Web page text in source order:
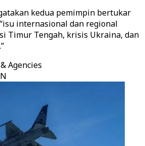
kedua pemimpin bertukar
internasional dan regional
Timur Tengah, krisis Ukraina, dan
Agencies